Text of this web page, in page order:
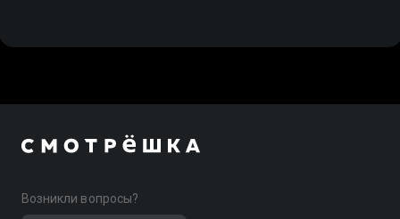
Возникли вопросы?